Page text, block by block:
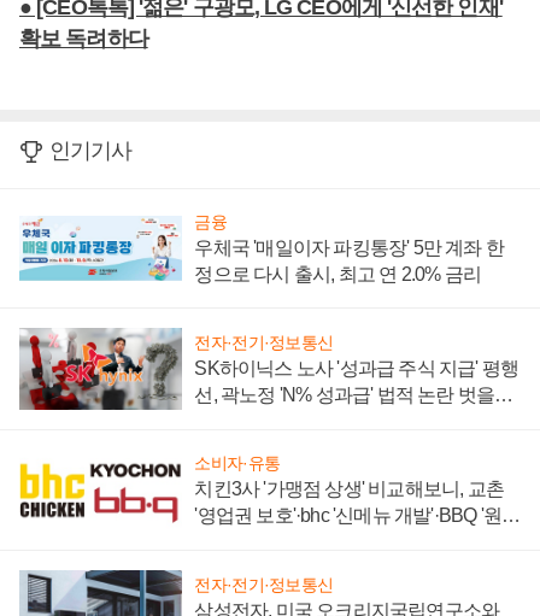
● [CEO톡톡] '젊은' 구광모, LG CEO에게 '신선한 인재'
확보 독려하다
인기기사
금융
우체국 '매일이자 파킹통장' 5만 계좌 한
정으로 다시 출시, 최고 연 2.0% 금리
전자·전기·정보통신
SK하이닉스 노사 '성과급 주식 지급' 평행
선, 곽노정 'N% 성과급' 법적 논란 벗을지
소비자·유통
치킨3사 '가맹점 상생' 비교해보니, 교촌
'영업권 보호'·bhc '신메뉴 개발'·BBQ '원가
전자·전기·정보통신
삼성전자, 미국 오크리지국립연구소와